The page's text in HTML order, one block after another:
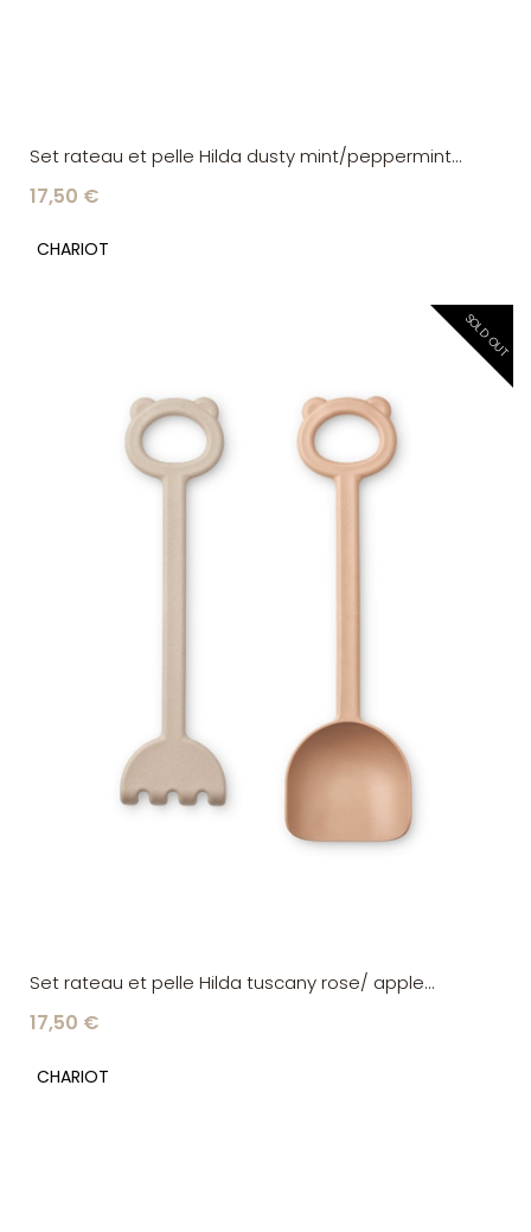
Set rateau et pelle Hilda dusty mint/peppermint
17,50 €
CHARIOT
SOLD OUT
Set rateau et pelle Hilda tuscany rose/ apple
blossom Liewood
17,50 €
CHARIOT